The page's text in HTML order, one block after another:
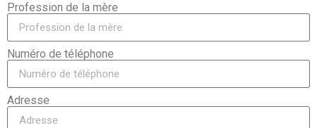
Profession de la mère
Numéro de téléphone
Adresse